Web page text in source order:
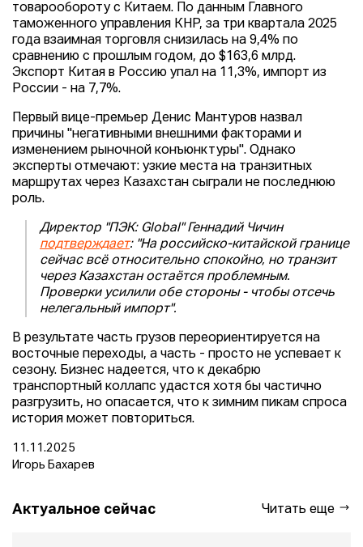
товарообороту с Китаем. По данным Главного
таможенного управления КНР, за три квартала 2025
года взаимная торговля снизилась на 9,4% по
сравнению с прошлым годом, до $163,6 млрд.
Экспорт Китая в Россию упал на 11,3%, импорт из
России - на 7,7%.
Первый вице-премьер Денис Мантуров назвал
причины "негативными внешними факторами и
изменением рыночной конъюнктуры". Однако
эксперты отмечают: узкие места на транзитных
маршрутах через Казахстан сыграли не последнюю
роль.
Директор "ПЭК: Global" Геннадий Чичин
подтверждает: "На российско-китайской границе
сейчас всё относительно спокойно, но транзит
через Казахстан остаётся проблемным.
Проверки усилили обе стороны - чтобы отсечь
нелегальный импорт".
В результате часть грузов переориентируется на
восточные переходы, а часть - просто не успевает к
сезону. Бизнес надеется, что к декабрю
транспортный коллапс удастся хотя бы частично
разгрузить, но опасается, что к зимним пикам спроса
история может повториться.
11.11.2025
Игорь Бахарев
Актуальное сейчас Читать еще